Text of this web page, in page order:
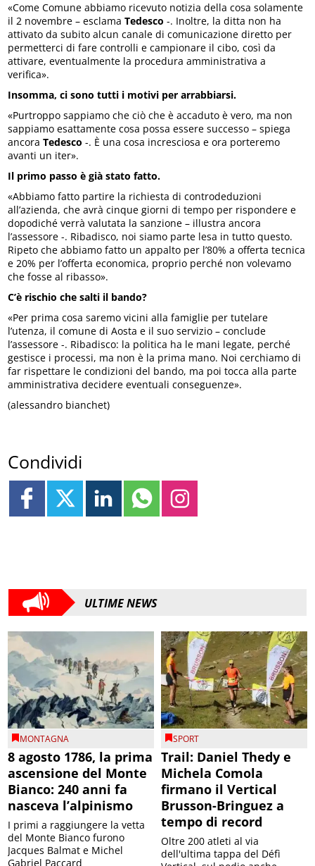
«Come Comune abbiamo ricevuto notizia della cosa solamente
il 2 novembre – esclamaTedesco -. Inoltre, la ditta non ha
attivato da subito alcun canale di comunicazione diretto per
permetterci di fare controlli e campionare il cibo, così da
attivare, eventualmente la procedura amministrativa a
verifica».
Insomma, ci sono tutti i motivi per arrabbiarsi.
«Purtroppo sappiamo che ciò che è accaduto è vero, ma non
sappiamo esattamente cosa possa essere successo – spiega
ancoraTedesco -. È una cosa incresciosa e ora porteremo
avanti un iter».
Il primo passo è già stato fatto.
«Abbiamo fatto partire la richiesta di controdeduzioni
all’azienda, che avrà cinque giorni di tempo per rispondere e
dopodiché verrà valutata la sanzione – illustra ancora
l’assessore -. Ribadisco, noi siamo parte lesa in tutto questo.
Ripeto che abbiamo fatto un appalto per l’80% a offerta tecnica
e 20% per l’offerta economica, proprio perché non volevamo
che fosse al ribasso».
C’è rischio che salti il bando?
«Per prima cosa saremo vicini alla famiglie per tutelare
l’utenza, il comune di Aosta e il suo servizio – conclude
l’assessore -. Ribadisco: la politica ha le mani legate, perché
gestisce i processi, ma non è la prima mano. Noi cerchiamo di
far rispettare le condizioni del bando, ma poi tocca alla parte
amministrativa decidere eventuali conseguenze».
(alessandro bianchet)
Condividi
ULTIME NEWS
MONTAGNA
8 agosto 1786, la prima
ascensione del Monte
Bianco: 240 anni fa
nasceva l’alpinismo
I primi a raggiungere la vetta
del Monte Bianco furono
Jacques Balmat e Michel
Gabriel Paccard
SPORT
Trail: Daniel Thedy e
Michela Comola
firmano il Vertical
Brusson-Bringuez a
tempo di record
Oltre 200 atleti al via
dell'ultima tappa del Défì